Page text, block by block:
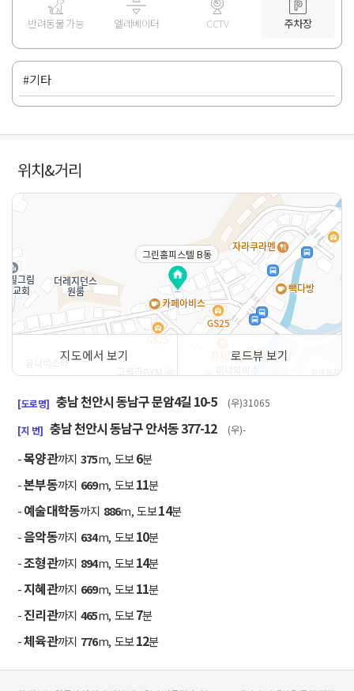
반려동물 가능 엘레베이터 CCTV 주차장
#기타
위치&거리
그린홈피스텔 B동
지도에서 보기 로드뷰 보기
[도로명] 충남 천안시 동남구 문암4길 10-5 (우)31065
[지 번] 충남 천안시 동남구 안서동 377-12 (우)-
-목양관까지 375m, 도보6분
-본부동까지 669m, 도보11분
-예술대학동까지 886m, 도보14분
-음악동까지 634m, 도보10분
-조형관까지 894m, 도보14분
-지혜관까지 669m, 도보11분
-진리관까지 465m, 도보7분
-체육관까지 776m, 도보12분